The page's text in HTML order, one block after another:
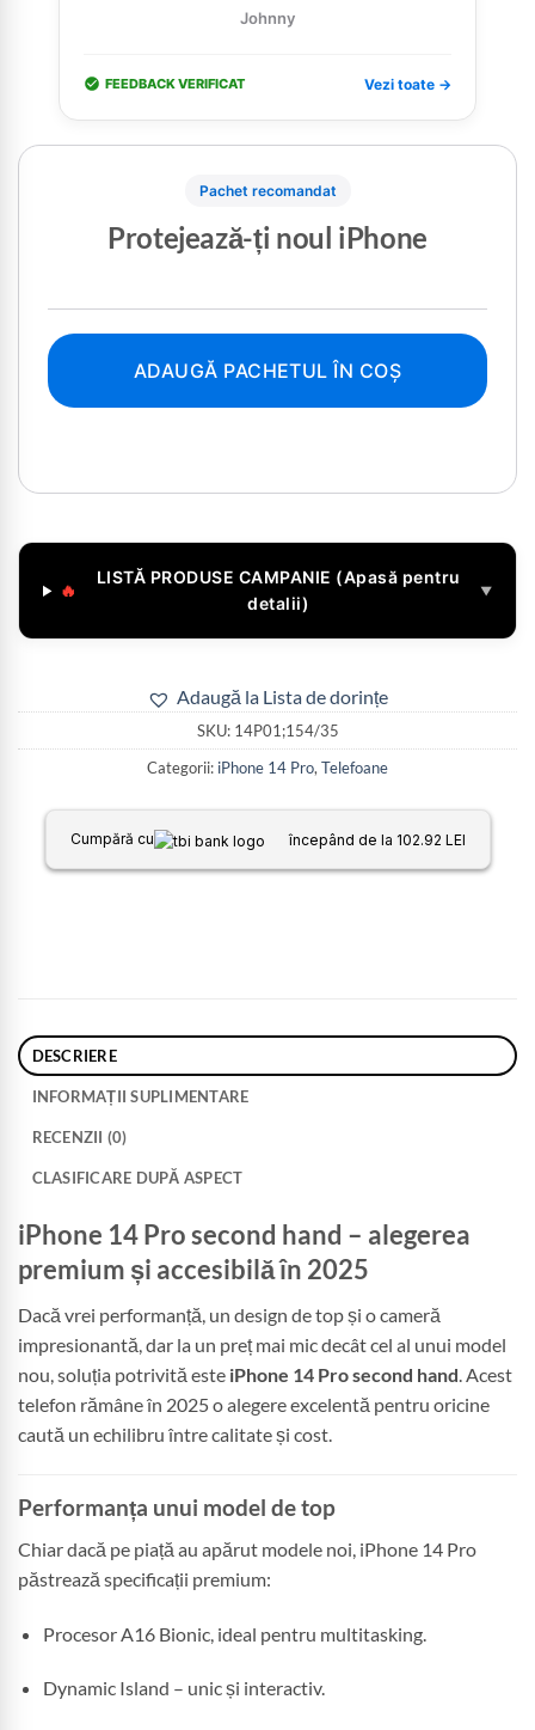
Johnny
FEEDBACK VERIFICAT Vezi toate →
Pachet recomandat
Protejează-ți noul iPhone
ADAUGĂ PACHETUL ÎN COȘ
🔥
LISTĂ PRODUSE CAMPANIE (Apasă pentru
detalii)
▼
Adaugă la Lista de dorințe
SKU: 14P01;154/35
Categorii: iPhone 14 Pro,Telefoane
Cumpără cu începând de la 102.92 LEI
DESCRIERE
INFORMAȚII SUPLIMENTARE
RECENZII (0)
CLASIFICARE DUPĂ ASPECT
iPhone 14 Pro second hand – alegerea
premium și accesibilă în 2025
Dacă vrei performanță, un design de top și o cameră
impresionantă, dar la un preț mai mic decât cel al unui model
nou, soluția potrivită este iPhone 14 Pro second hand. Acest
telefon rămâne în 2025 o alegere excelentă pentru oricine
caută un echilibru între calitate și cost.
Performanța unui model de top
Chiar dacă pe piață au apărut modele noi, iPhone 14 Pro
păstrează specificații premium:
Procesor A16 Bionic, ideal pentru multitasking.
Dynamic Island – unic și interactiv.